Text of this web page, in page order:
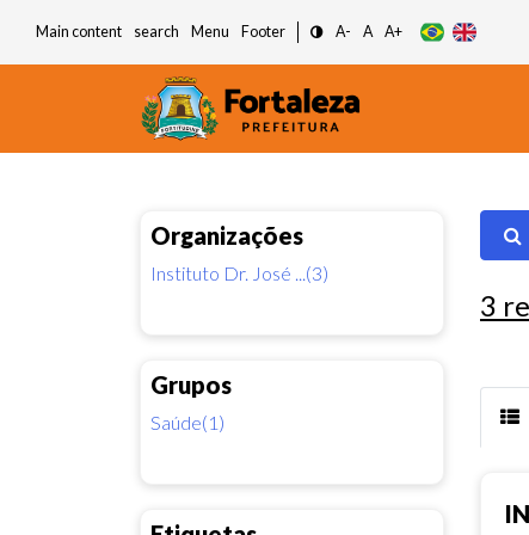
Main content search Menu Footer A- A A+
Organizações
Instituto Dr. José ...(3)
Grupos
Saúde(1)
3